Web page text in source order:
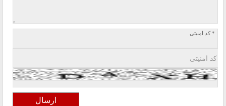
* کد امنیتی